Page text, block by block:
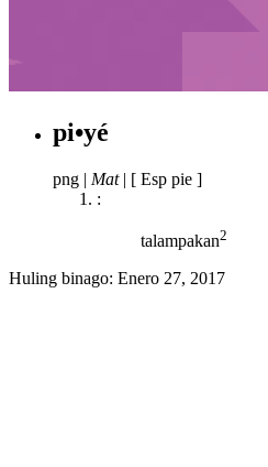
pi•yé
png | Mat | [ Esp pie ]
:
talampakan2
Huling binago: Enero 27, 2017